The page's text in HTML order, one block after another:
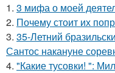
1. 3 мифа о моей
2. Почему стоит их
3. 35-Летний
Сантос накануне
4. "Какие тусовки! ":